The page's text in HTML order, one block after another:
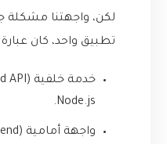
لكن، واجهتنا مشكلة
تطبيق واحد، كان
Node.js.
واجهة أمامية (Frontend) مكتوبة بـ React.